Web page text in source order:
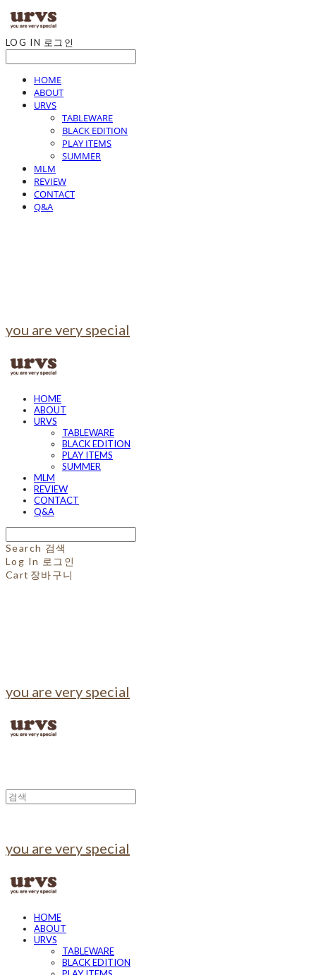
LOG IN 로그인
HOME
ABOUT
URVS
TABLEWARE
BLACK EDITION
PLAY ITEMS
SUMMER
MLM
REVIEW
CONTACT
Q&A
you are very special
HOME
ABOUT
URVS
TABLEWARE
BLACK EDITION
PLAY ITEMS
SUMMER
MLM
REVIEW
CONTACT
Q&A
Search 검색
Log In 로그인
Cart 장바구니
you are very special
you are very special
HOME
ABOUT
URVS
TABLEWARE
BLACK EDITION